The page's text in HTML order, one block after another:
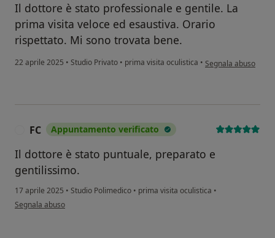
Il dottore è stato professionale e gentile. La
prima visita veloce ed esaustiva. Orario
rispettato. Mi sono trovata bene.
22 aprile 2025 • Studio Privato • prima visita oculistica • secondo l'opinione
Segnala abuso
FC Appuntamento verificato
Il dottore è stato puntuale, preparato e
gentilissimo.
17 aprile 2025 • Studio Polimedico • prima visita oculistica •
secondo l'opinione dell'utente FC
Segnala abuso